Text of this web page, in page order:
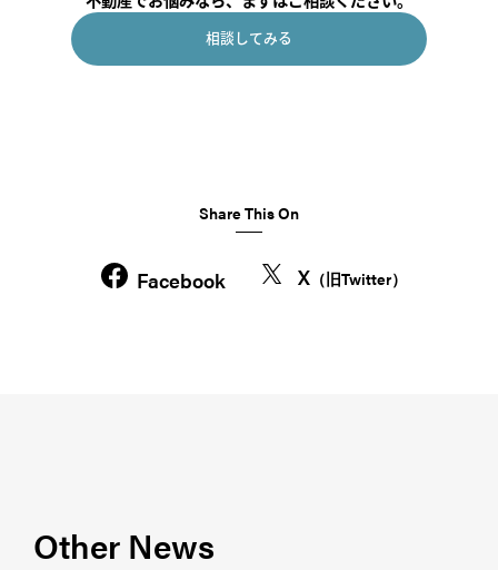
相談してみる
Share This On
Facebook X （旧Twitter）
Other News